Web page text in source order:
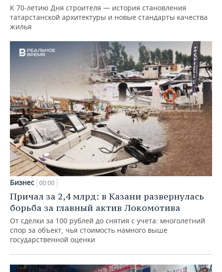
К 70-летию Дня строителя — история становления
татарстанской архитектуры и новые стандарты качества
жилья
Бизнес 00:00
Причал за 2,4 млрд: в Казани развернулась
борьба за главный актив Локомотива
От сделки за 100 рублей до снятия с учета: многолетний
спор за объект, чья стоимость намного выше
государственной оценки